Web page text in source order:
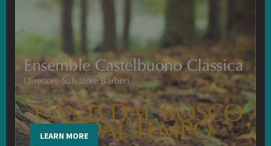
LEARN MORE